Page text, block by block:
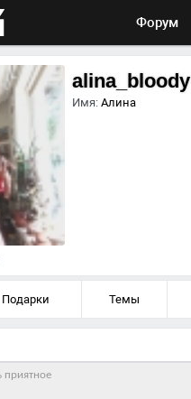
Форум
alina_bloody
Имя: Алина
Подарки Темы